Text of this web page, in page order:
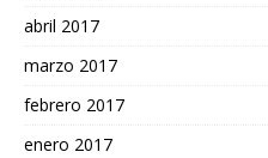
abril 2017
marzo 2017
febrero 2017
enero 2017